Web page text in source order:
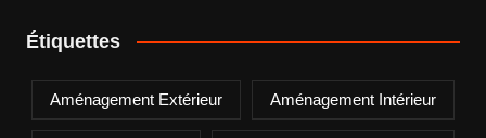
Étiquettes
Aménagement Extérieur Aménagement Intérieur